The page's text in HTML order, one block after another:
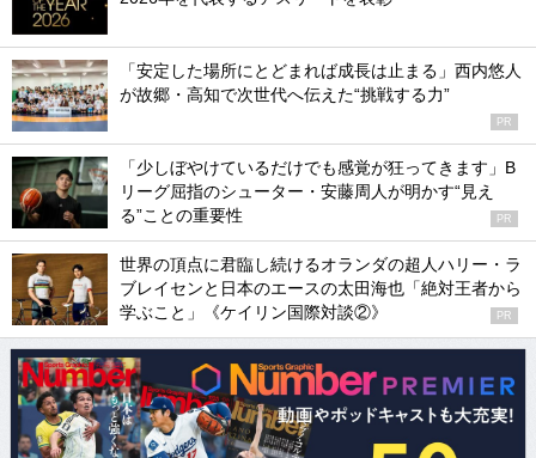
「安定した場所にとどまれば成長は止まる」西内悠人
が故郷・高知で次世代へ伝えた“挑戦する力”
PR
「少しぼやけているだけでも感覚が狂ってきます」B
リーグ屈指のシューター・安藤周人が明かす“見え
る”ことの重要性
PR
世界の頂点に君臨し続けるオランダの超人ハリー・ラ
ブレイセンと日本のエースの太田海也「絶対王者から
学ぶこと」《ケイリン国際対談②》
PR